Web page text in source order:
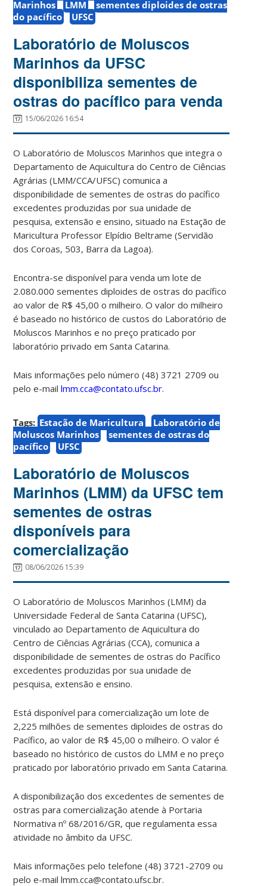
Marinhos LMM
sementes diploides de ostras
do pacífico
UFSC
Laboratório de Moluscos
Marinhos da UFSC
disponibiliza sementes de
ostras do pacífico para venda
15/06/2026 16:54
O Laboratório de Moluscos Marinhos que integra o
Departamento de Aquicultura do Centro de Ciências
Agrárias (LMM/CCA/UFSC) comunica a
disponibilidade de sementes de ostras do pacífico
excedentes produzidas por sua unidade de
pesquisa, extensão e ensino, situado na Estação de
Maricultura Professor Elpídio Beltrame (Servidão
dos Coroas, 503, Barra da Lagoa).
Encontra-se disponível para venda um lote de
2.080.000 sementes diploides de ostras do pacífico
ao valor de R$ 45,00 o milheiro.O valor do milheiro
é baseado no histórico de custos do Laboratório de
Moluscos Marinhos e no preço praticado por
laboratório privado em Santa Catarina.
Mais informações pelo número (48) 3721 2709 ou
pelo e-maillmm.cca@contato.ufsc.br.
Tags: Estação de Maricultura
Laboratório de
Moluscos Marinhos
sementes de ostras do
pacífico
UFSC
Laboratório de Moluscos
Marinhos (LMM) da UFSC tem
sementes de ostras
disponíveis para
comercialização
08/06/2026 15:39
O Laboratório de Moluscos Marinhos (LMM) da
Universidade Federal de Santa Catarina (UFSC),
vinculado ao Departamento de Aquicultura do
Centro de Ciências Agrárias (CCA), comunica a
disponibilidade de sementes de ostras do Pacífico
excedentes produzidas por sua unidade de
pesquisa, extensão e ensino.
Está disponível para comercialização um lote de
2,225 milhões de sementes diploides de ostras do
Pacífico, ao valor de R$ 45,00 o milheiro. O valor é
baseado no histórico de custos do LMM e no preço
praticado por laboratório privado em Santa Catarina.
A disponibilização dos excedentes de sementes de
ostras para comercialização atende à Portaria
Normativa nº 68/2016/GR, que regulamenta essa
atividade no âmbito da UFSC.
Mais informações pelo telefone (48) 3721-2709 ou
pelo e-mail lmm.cca@contato.ufsc.br.